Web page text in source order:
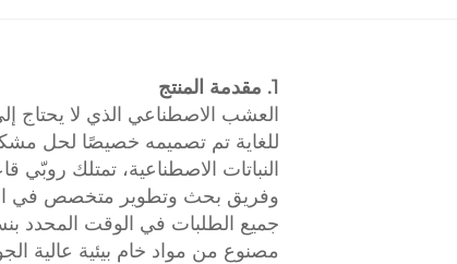
1. مقدمة المنتج
العشب الاصطناعي الذي لا يحتاج
جميع الطلبات في الوقت المحدد بنسبة
مصنوع من مواد خام بيئية عالية